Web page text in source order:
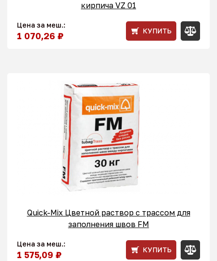
кирпича VZ 01
Цена за меш.:
1 070,26 ₽ КУПИТЬ
Quick-Mix Цветной раствор с трассом для
заполнения швов FM
Цена за меш.:
1 575,09 ₽ КУПИТЬ